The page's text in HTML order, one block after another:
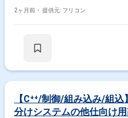
2ヶ月前・ 提供元: フリコン
【C⁺⁺/制御/組み込み/組
分けシステムの他仕向け